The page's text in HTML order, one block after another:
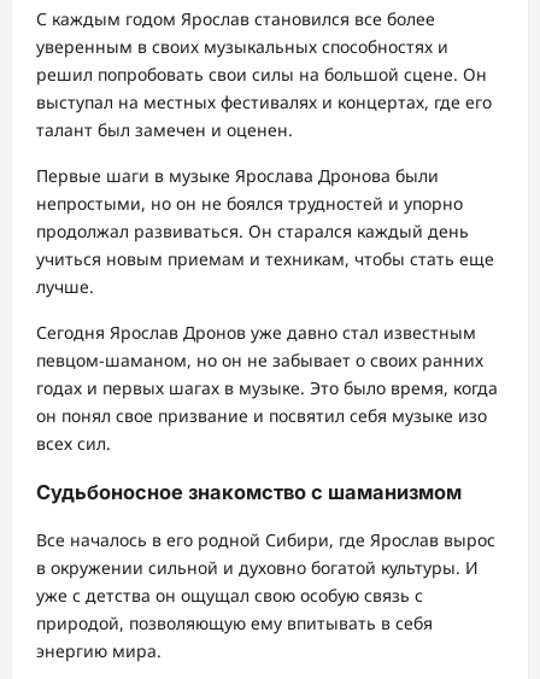
С каждым годом Ярослав становился все более
уверенным в своих музыкальных способностях и
решил попробовать свои силы на большой сцене. Он
выступал на местных фестивалях и концертах, где его
талант был замечен и оценен.
Первые шаги в музыке Ярослава Дронова были
непростыми, но он не боялся трудностей и упорно
продолжал развиваться. Он старался каждый день
учиться новым приемам и техникам, чтобы стать еще
лучше.
Сегодня Ярослав Дронов уже давно стал известным
певцом-шаманом, но он не забывает о своих ранних
годах и первых шагах в музыке. Это было время, когда
он понял свое призвание и посвятил себя музыке изо
всех сил.
Судьбоносное знакомство с шаманизмом
Все началось в его родной Сибири, где Ярослав вырос
в окружении сильной и духовно богатой культуры. И
уже с детства он ощущал свою особую связь с
природой, позволяющую ему впитывать в себя
энергию мира.